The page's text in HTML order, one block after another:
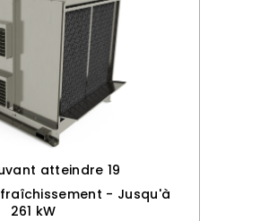
atteindre 19
- Jusqu'à
261 kW